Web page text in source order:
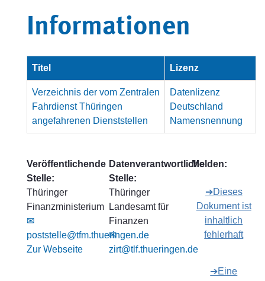
Informationen
Titel Lizenz
Verzeichnis der vom Zentralen
Fahrdienst Thüringen
angefahrenen Dienststellen
Datenlizenz
Deutschland
Namensnennung
Veröffentlichende
Stelle:
Thüringer
Finanzministerium
✉
poststelle@tfm.thueringen.de
Zur Webseite
Datenverantwortliche
Stelle:
Thüringer
Landesamt für
Finanzen
✉
zirt@tlf.thueringen.de
Melden:
➔Dieses
Dokument ist
inhaltlich
fehlerhaft
➔Eine